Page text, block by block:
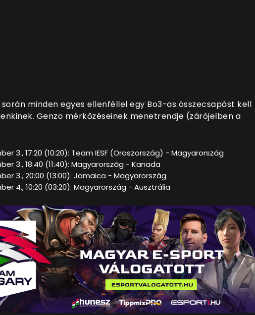
minden egyes ellenféllel egy Bo3-as összecsapást kell
Genzo mérkőzéseinek menetrendje (zárójelben a
3., 17:20 (10:20): Team IESF (Oroszország) - Magyarország
3., 18:40 (11:40): Magyarország - Kanada
3., 20:00 (13:00): Jamaica - Magyarország
4., 10:20 (03:20): Magyarország - Ausztrália